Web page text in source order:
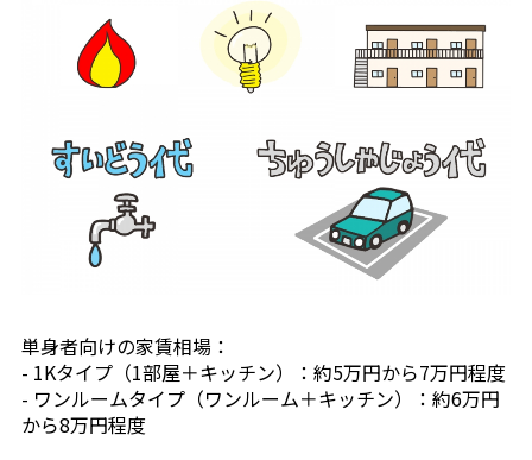
単身者向けの家賃相場：
- 1Kタイプ（1部屋＋キッチン）：約5万円から7万円程度
- ワンルームタイプ（ワンルーム＋キッチン）：約6万円
から8万円程度